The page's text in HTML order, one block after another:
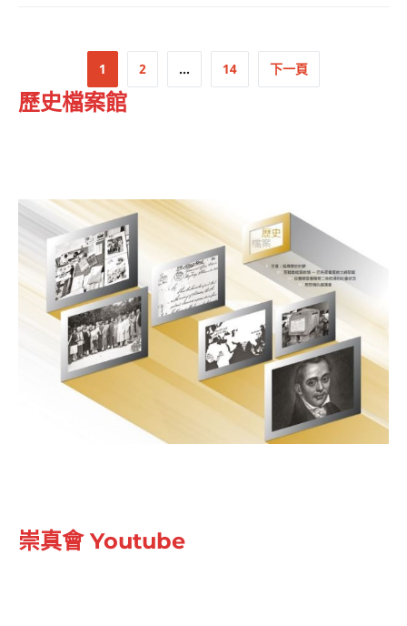
1 2 ... 14 下一頁
歷史檔案館
崇真會 Youtube